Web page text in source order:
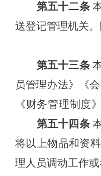
第五十二条
送登记管理机关
第五十三条
员管理办法》《
《财务管理制度
第五十 四条
将以上物品和资
理人员调动工作